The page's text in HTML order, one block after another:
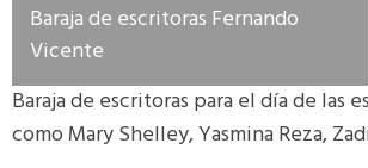
Baraja de escritoras Fernando
Vicente
Baraja de escritoras para el día de las
como Mary Shelley, Yasmina Reza,